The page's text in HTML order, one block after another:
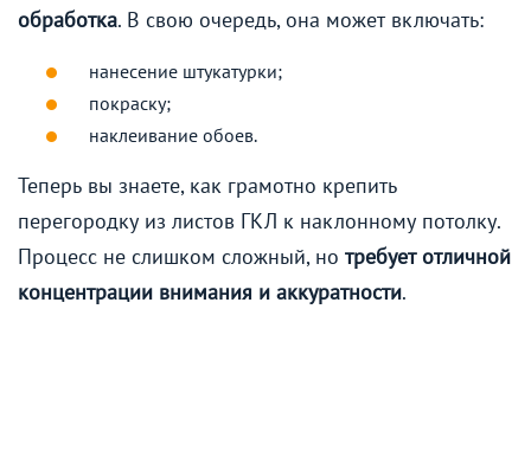
обработка. В свою очередь, она может включать:
нанесение штукатурки;
покраску;
наклеивание обоев.
Теперь вы знаете, как грамотно крепить
перегородку из листов ГКЛ к наклонному потолку.
Процесс не слишком сложный, но требует отличной
концентрации внимания и аккуратности.